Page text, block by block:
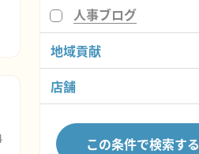
人事ブログ
地域貢献
店舗
この条件で検索する